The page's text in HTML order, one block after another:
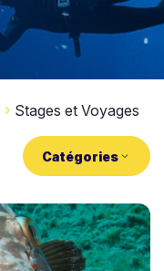
Stages et Voyages
Catégories